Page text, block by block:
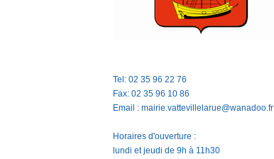
Tel: 02 35 96 22 76
Fax: 02 35 96 10 86
Email : mairie.vattevillelarue@wanadoo.fr
Horaires d'ouverture :
lundi et jeudi de 9h à 11h30